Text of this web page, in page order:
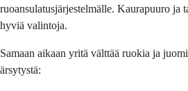
ruoansulatusjärjestelmälle. Kaurapuuro ja
hyviä valintoja.
Samaan aikaan yritä välttää ruokia ja
ärsytystä: